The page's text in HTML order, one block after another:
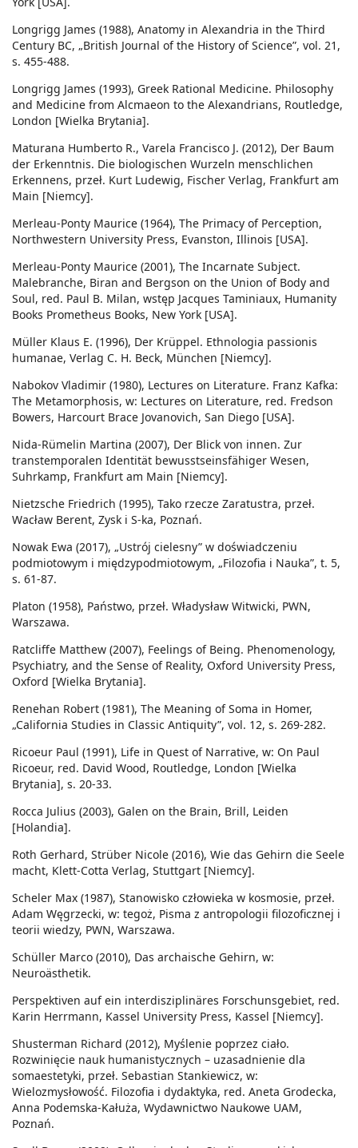
Longrigg James (1988), Anatomy in Alexandria in the Third
Century BC, „British Journal of the History of Science”, vol. 21,
s. 455-488.
Longrigg James (1993), Greek Rational Medicine. Philosophy
and Medicine from Alcmaeon to the Alexandrians, Routledge,
London [Wielka Brytania].
Maturana Humberto R., Varela Francisco J. (2012), Der Baum
der Erkenntnis. Die biologischen Wurzeln menschlichen
Erkennens, przeł. Kurt Ludewig, Fischer Verlag, Frankfurt am
Main [Niemcy].
Merleau-Ponty Maurice (1964), The Primacy of Perception,
Northwestern University Press, Evanston, Illinois [USA].
Merleau-Ponty Maurice (2001), The Incarnate Subject.
Malebranche, Biran and Bergson on the Union of Body and
Soul, red. Paul B. Milan, wstęp Jacques Taminiaux, Humanity
Books Prometheus Books, New York [USA].
Müller Klaus E. (1996), Der Krüppel. Ethnologia passionis
humanae, Verlag C. H. Beck, München [Niemcy].
Nabokov Vladimir (1980), Lectures on Literature. Franz Kafka:
The Metamorphosis, w: Lectures on Literature, red. Fredson
Bowers, Harcourt Brace Jovanovich, San Diego [USA].
Nida-Rümelin Martina (2007), Der Blick von innen. Zur
transtemporalen Identität bewusstseinsfähiger Wesen,
Suhrkamp, Frankfurt am Main [Niemcy].
Nietzsche Friedrich (1995), Tako rzecze Zaratustra, przeł.
Wacław Berent, Zysk i S-ka, Poznań.
Nowak Ewa (2017), „Ustrój cielesny” w doświadczeniu
podmiotowym i międzypodmiotowym, „Filozofia i Nauka”, t. 5,
s. 61-87.
Platon (1958), Państwo, przeł. Władysław Witwicki, PWN,
Warszawa.
Ratcliffe Matthew (2007), Feelings of Being. Phenomenology,
Psychiatry, and the Sense of Reality, Oxford University Press,
Oxford [Wielka Brytania].
Renehan Robert (1981), The Meaning of Soma in Homer,
„California Studies in Classic Antiquity”, vol. 12, s. 269-282.
Ricoeur Paul (1991), Life in Quest of Narrative, w: On Paul
Ricoeur, red. David Wood, Routledge, London [Wielka
Brytania], s. 20-33.
Rocca Julius (2003), Galen on the Brain, Brill, Leiden
[Holandia].
Roth Gerhard, Strüber Nicole (2016), Wie das Gehirn die Seele
macht, Klett-Cotta Verlag, Stuttgart [Niemcy].
Scheler Max (1987), Stanowisko człowieka w kosmosie, przeł.
Adam Węgrzecki, w: tegoż, Pisma z antropologii filozoficznej i
teorii wiedzy, PWN, Warszawa.
Schüller Marco (2010), Das archaische Gehirn, w:
Neuroästhetik.
Perspektiven auf ein interdisziplinäres Forschunsgebiet, red.
Karin Herrmann, Kassel University Press, Kassel [Niemcy].
Shusterman Richard (2012), Myślenie poprzez ciało.
Rozwinięcie nauk humanistycznych – uzasadnienie dla
somaestetyki, przeł. Sebastian Stankiewicz, w:
Wielozmysłowość. Filozofia i dydaktyka, red. Aneta Grodecka,
Anna Podemska-Kałuża, Wydawnictwo Naukowe UAM,
Poznań.